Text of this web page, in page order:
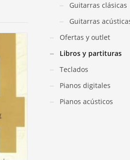
Guitarras clásicas
Guitarras
Ofertas y outlet
Libros y partituras
Teclados
Pianos digitales
Pianos acústicos